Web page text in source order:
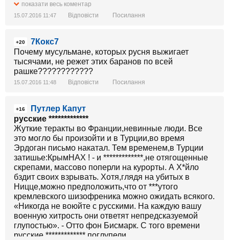
показати весь коментар
15.07.2016 11:47 Відповісти Посилання
+20
7Кокс7
Почему мусульмане, которых русня выжигает
тысячами, не режет этих баранов по всей
рашке????????????
15.07.2016 11:48 Відповісти Посилання
+16
Путлер Капут
русские *************
Жуткие теракты во Франции,невинные люди. Все
это могло бы произойти и в Турции,во время
Эрдоган письмо накатал. Тем временем,в Турции
затишье:КрымНАХ ! - и *************,не отягощенные
скрепами, массово поперли на курорты. А Х*йло
бздит своих взрывать. Хотя,глядя на убитых в
Ницце,можно предположить,что от ***утого
кремлевского шизофреника можно ожидать всякого.
«Никогда не воюйте с русскими. На каждую вашу
военную хитрость они ответят непредсказуемой
глупостью». - Отто фон Бисмарк. С того времени
русские ************* поглупели